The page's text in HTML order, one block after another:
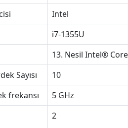
Intel
i7-1355U
13. Nesil Intel®
Sayısı
10
frekansı
5 GHz
2